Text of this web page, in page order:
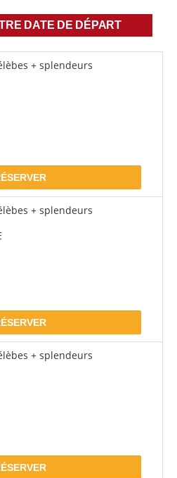
DATE DE DÉPART
+ splendeurs
+ splendeurs
+ splendeurs